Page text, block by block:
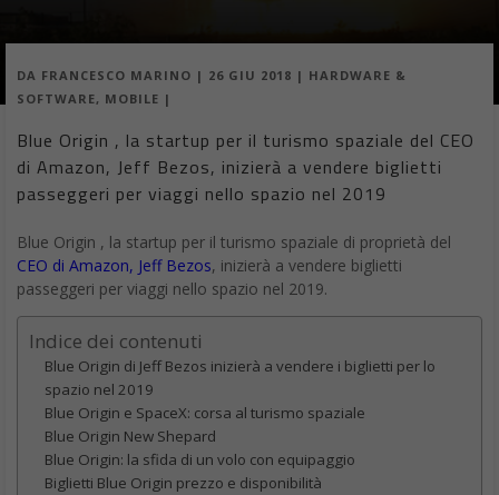
DA FRANCESCO MARINO | 26 GIU 2018 | HARDWARE &
SOFTWARE, MOBILE |
Blue Origin , la startup per il turismo spaziale del CEO
di Amazon, Jeff Bezos, inizierà a vendere biglietti
passeggeri per viaggi nello spazio nel 2019
Blue Origin , la startup per il turismo spaziale di proprietà del
CEO di Amazon, Jeff Bezos, inizierà a vendere biglietti
passeggeri per viaggi nello spazio nel 2019.
Indice dei contenuti
Blue Origin di Jeff Bezos inizierà a vendere i biglietti per lo
spazio nel 2019
Blue Origin e SpaceX: corsa al turismo spaziale
Blue Origin New Shepard
Blue Origin: la sfida di un volo con equipaggio
Biglietti Blue Origin prezzo e disponibilità